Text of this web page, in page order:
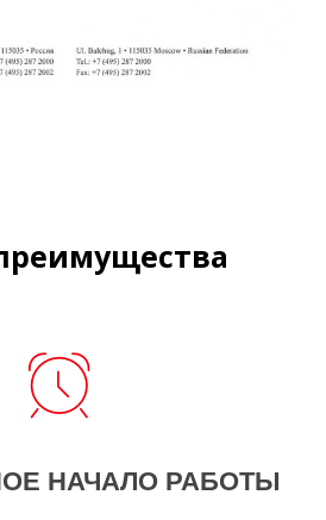
НАЧАЛО РАБОТЫ